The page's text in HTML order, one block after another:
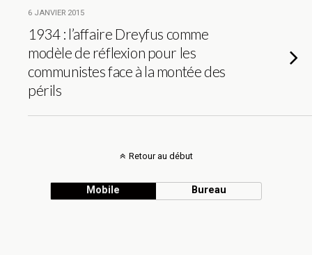
6 JANVIER 2015
1934 : l’affaire Dreyfus comme
modèle de réflexion pour les
communistes face à la montée des
périls
Retour au début
Mobile Bureau